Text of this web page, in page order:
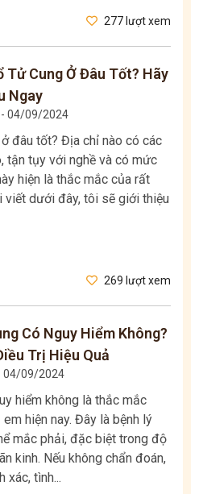
277 lượt xem
Tử Cung Ở Đâu Tốt? Hãy
Ngay
- 04/09/2024
đâu tốt? Địa chỉ nào có các
tận tụy với nghề và có mức
hiện là thắc mắc của rất
viết dưới đây, tôi sẽ giới thiệu
269 lượt xem
Có Nguy Hiểm Không?
Trị Hiệu Quả
04/09/2024
hiểm không là thắc mắc
hiện nay. Đây là bệnh lý
mắc phải, đặc biệt trong độ
kinh. Nếu không chẩn đoán,
xác, tình...